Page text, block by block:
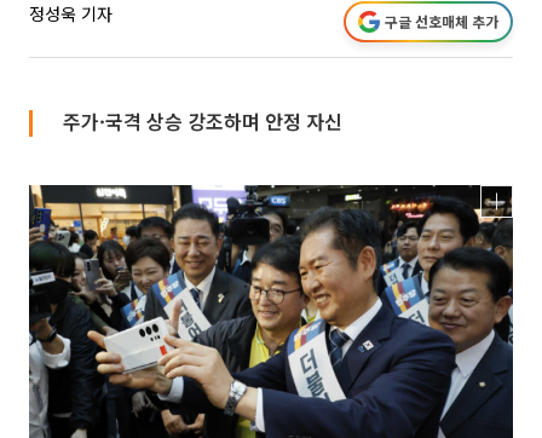
정성욱 기자 구글 선호매체 추가
주가·국격 상승 강조하며 안정 자신